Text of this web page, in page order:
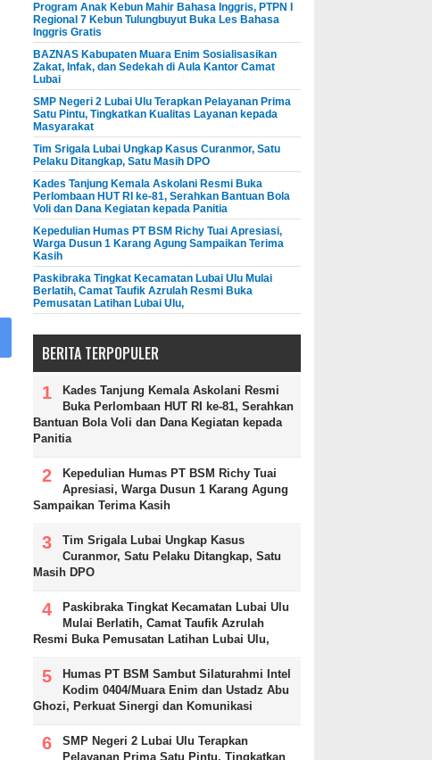
Program Anak Kebun Mahir Bahasa Inggris, PTPN I
Regional 7 Kebun Tulungbuyut Buka Les Bahasa
Inggris Gratis
BAZNAS Kabupaten Muara Enim Sosialisasikan
Zakat, Infak, dan Sedekah di Aula Kantor Camat
Lubai
SMP Negeri 2 Lubai Ulu Terapkan Pelayanan Prima
Satu Pintu, Tingkatkan Kualitas Layanan kepada
Masyarakat
Tim Srigala Lubai Ungkap Kasus Curanmor, Satu
Pelaku Ditangkap, Satu Masih DPO
Kades Tanjung Kemala Askolani Resmi Buka
Perlombaan HUT RI ke-81, Serahkan Bantuan Bola
Voli dan Dana Kegiatan kepada Panitia
Kepedulian Humas PT BSM Richy Tuai Apresiasi,
Warga Dusun 1 Karang Agung Sampaikan Terima
Kasih
Paskibraka Tingkat Kecamatan Lubai Ulu Mulai
Berlatih, Camat Taufik Azrulah Resmi Buka
Pemusatan Latihan Lubai Ulu,
BERITA TERPOPULER
Kades Tanjung Kemala Askolani Resmi
Buka Perlombaan HUT RI ke-81, Serahkan
Bantuan Bola Voli dan Dana Kegiatan kepada
Panitia
Kepedulian Humas PT BSM Richy Tuai
Apresiasi, Warga Dusun 1 Karang Agung
Sampaikan Terima Kasih
Tim Srigala Lubai Ungkap Kasus
Curanmor, Satu Pelaku Ditangkap, Satu
Masih DPO
Paskibraka Tingkat Kecamatan Lubai Ulu
Mulai Berlatih, Camat Taufik Azrulah
Resmi Buka Pemusatan Latihan Lubai Ulu,
Humas PT BSM Sambut Silaturahmi Intel
Kodim 0404/Muara Enim dan Ustadz Abu
Ghozi, Perkuat Sinergi dan Komunikasi
SMP Negeri 2 Lubai Ulu Terapkan
Pelayanan Prima Satu Pintu, Tingkatkan